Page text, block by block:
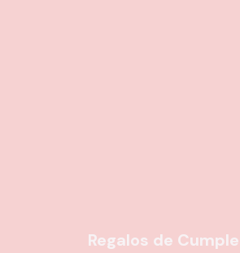
Regalos de